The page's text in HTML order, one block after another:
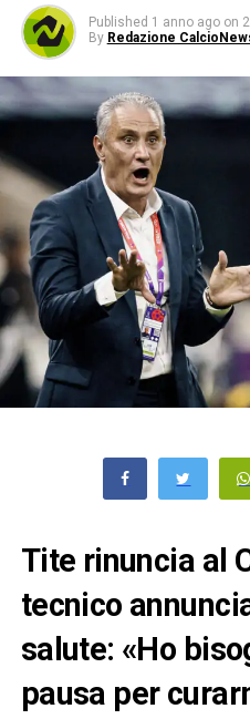
Published 1 anno ago on
By Redazione
Tite rinuncia al
tecnico
salute: «Ho
pausa per